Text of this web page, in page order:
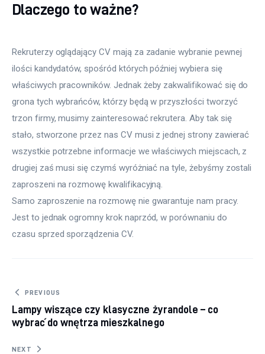
Dlaczego to ważne?
Rekruterzy oglądający CV mają za zadanie wybranie pewnej
ilości kandydatów, spośród których później wybiera się
właściwych pracowników. Jednak żeby zakwalifikować się do
grona tych wybrańców, którzy będą w przyszłości tworzyć
trzon firmy, musimy zainteresować rekrutera. Aby tak się
stało, stworzone przez nas CV musi z jednej strony zawierać
wszystkie potrzebne informacje we właściwych miejscach, z
drugiej zaś musi się czymś wyróżniać na tyle, żebyśmy zostali
zaproszeni na rozmowę kwalifikacyjną.
Samo zaproszenie na rozmowę nie gwarantuje nam pracy.
Jest to jednak ogromny krok naprzód, w porównaniu do
czasu sprzed sporządzenia CV.
Nawigacja wpisu
PREVIOUS
Lampy wiszące czy klasyczne żyrandole – co
wybrać do wnętrza mieszkalnego
NEXT